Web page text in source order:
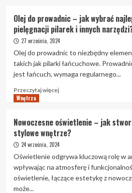
klejów
–
Jak
wybrać
sprzęt
w
Grodzisku
Mazowieckim
zastosowań?
Olej do prowadnic – jak wybrać
pielęgnacji pilarek i innych
27 września, 2024
Olej do prowadnic to niezbędny
takich jak pilarki łańcuchowe.
jest łańcuch, wymaga regularnego...
Przeczytaj więcejPrzeczytaj
do
prowadnic
–
jak
wybrać
najlepszy
produkt
Wnętrza
Nowoczesne oświetlenie – jak
stylowe wnętrze?
24 września, 2024
Oświetlenie odgrywa kluczową rolę w
wpływając na atmosferę i
oświetlenie, łączące estetykę z
może...